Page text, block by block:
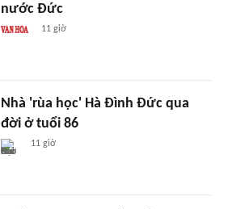
nước Đức
11 giờ
Nhà 'rùa học' Hà Đình Đức qua
đời ở tuổi 86
11 giờ